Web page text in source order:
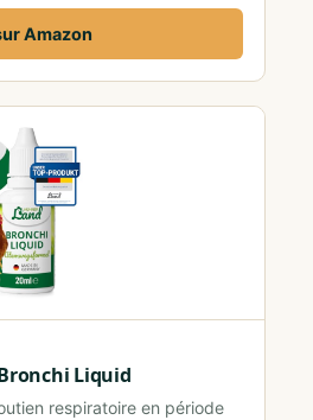
Amazon
Liquid
respiratoire en période